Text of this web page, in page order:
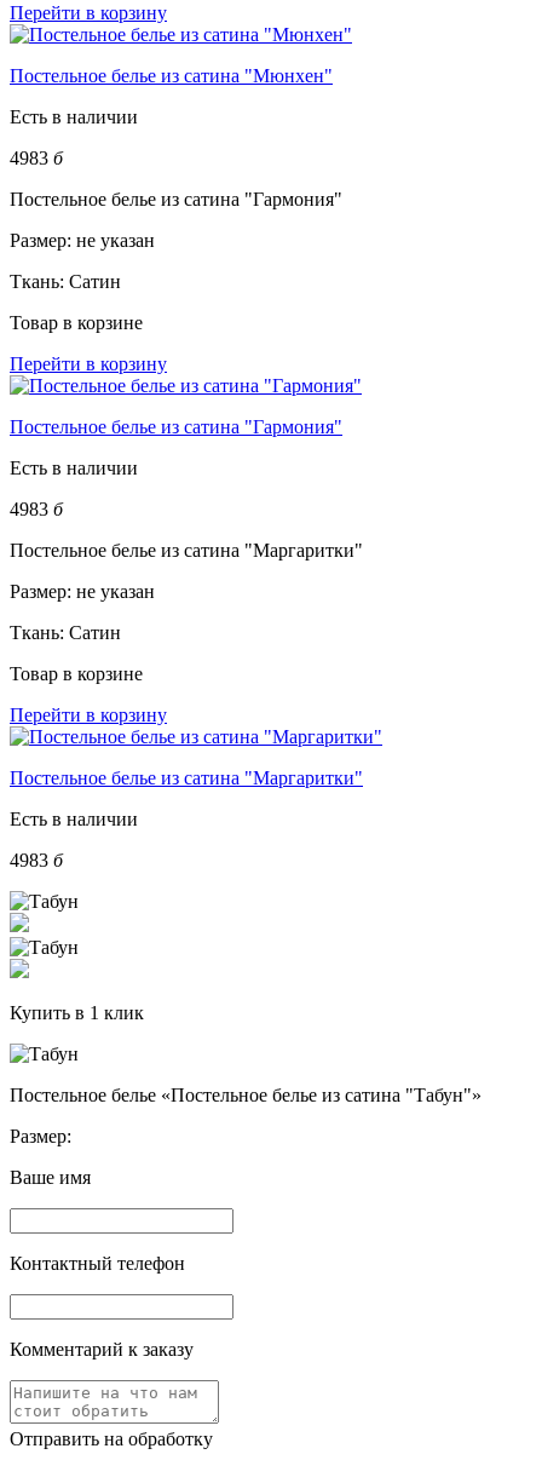
Перейти в корзину
Постельное белье из сатина "Мюнхен"
Есть в наличии
4983 б
Постельное белье из сатина "Гармония"
Размер: не указан
Ткань: Сатин
Товар в корзине
Перейти в корзину
Постельное белье из сатина "Гармония"
Есть в наличии
4983 б
Постельное белье из сатина "Маргаритки"
Размер: не указан
Ткань: Сатин
Товар в корзине
Перейти в корзину
Постельное белье из сатина "Маргаритки"
Есть в наличии
4983 б
Купить в 1 клик
Постельное белье «Постельное белье из сатина "Табун"»
Размер:
Ваше имя
Контактный телефон
Комментарий к заказу
Отправить на обработку